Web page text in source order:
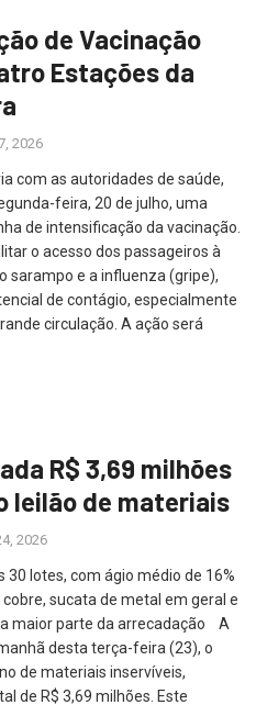
de Vacinação
Estações da
2026
com as autoridades de saúde,
feira, 20 de julho, uma
de intensificação da vacinação.
o acesso dos passageiros à
sarampo e a influenza (gripe),
de contágio, especialmente
circulação. A ação será
R$ 3,69 milhões
leilão de materiais
2026
30 lotes, com ágio médio de 16%
sucata de metal em geral e
maior parte da arrecadação A
desta terça-feira (23), o
de materiais inservíveis,
de R$ 3,69 milhões. Este